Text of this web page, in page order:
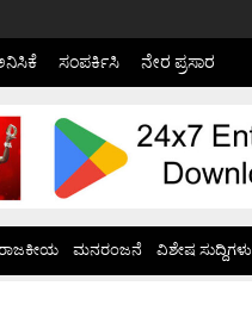
ಸಂಪರ್ಕಿಸಿ ನೇರ ಪ್ರಸಾರ
ಮನರಂಜನೆ ವಿಶೇಷ ಸುದ್ದಿಗಳು